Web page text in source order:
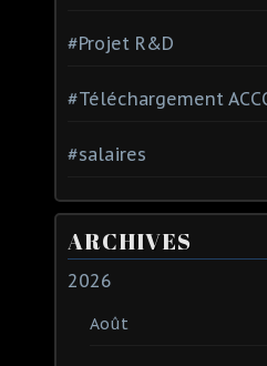
#Projet R&D
#Téléchargement
#salaires
ARCHIVES
2026
Août